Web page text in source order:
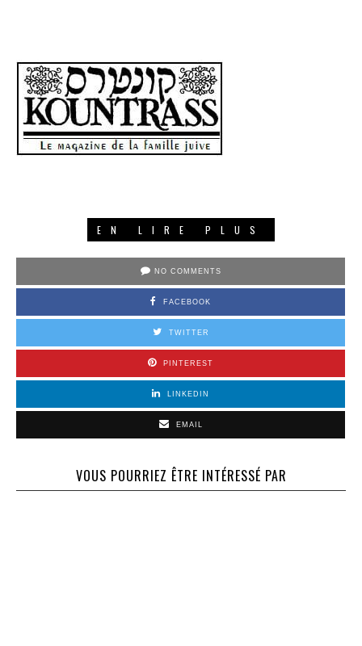
EN LIRE PLUS
NO COMMENTS
FACEBOOK
TWITTER
PINTEREST
LINKEDIN
EMAIL
VOUS POURRIEZ ÊTRE INTÉRESSÉ PAR